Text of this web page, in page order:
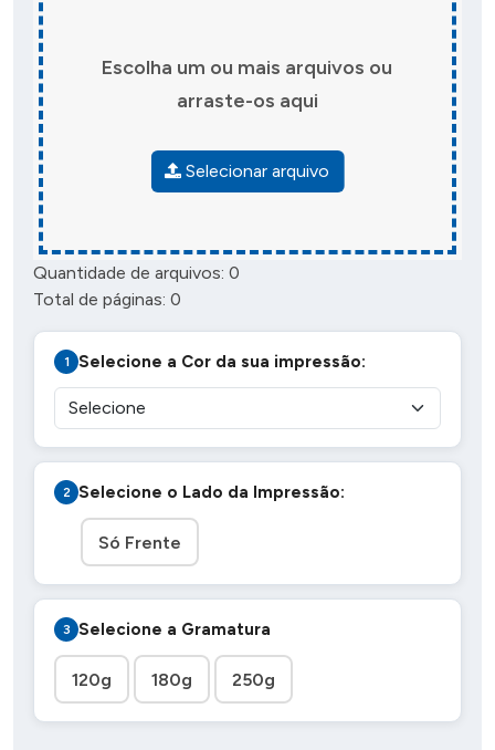
Escolha um ou mais arquivos ou
arraste-os aqui
Selecionar arquivo
Quantidade de arquivos: 0
Total de páginas: 0
Selecione a Cor da sua impressão:
Selecione o Lado da Impressão:
Só Frente
Selecione a Gramatura
120g 180g 250g